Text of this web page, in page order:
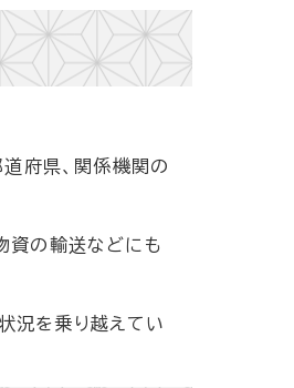
道府県、関係機関の
資の輸送などにも
況を乗り越えてい